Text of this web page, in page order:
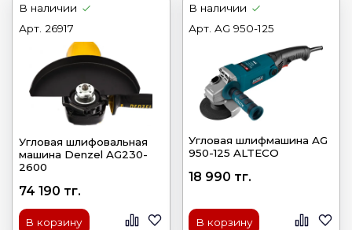
В наличии
Арт. 26917
Угловая шлифовальная
машина Denzel AG230-
2600
74 190 тг.
В корзину
В наличии
Арт. AG 950-125
Угловая шлифмашина AG
950-125 ALTECO
18 990 тг.
В корзину